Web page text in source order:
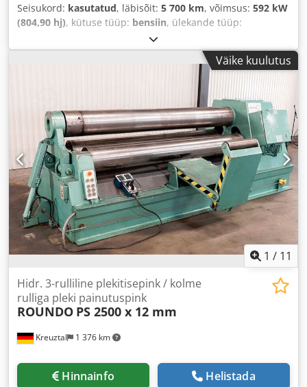
Seisukord: kasutatud, läbisõit: 5 700 km, võimsus: 592 kW
(804,90 hj), kütuse tüüp: bensiin, ülekande tüüp:
, esmane registreerimine:
must, istekohtade arv:5, Varustus:ABS, elektrooniline
stabiilsusprogramm (ESP), immobilisaatorisüsteem,
kasutatud sõiduki garantii, keskne lukustus,
kliimaseade, navigatsioonisüsteem, nelikvedu, seisuküte,
tahmafilter,
Väike kuulutus
1 / 11
Kreuztal 1 376 km
Hidr. 3-rulliline plekitisepink / kolme
rulliga pleki painutuspink
ROUNDO PS 2500 x 12 mm
Hinnainfo Helistada